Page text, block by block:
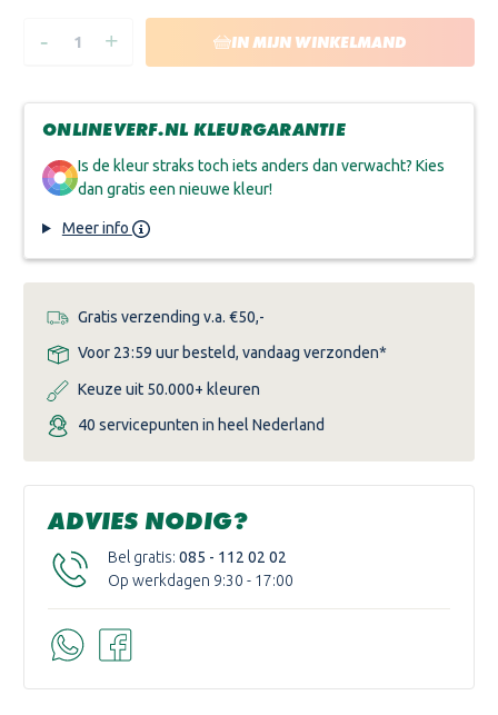
HOEVEELHEID
ONE
LAK
- HOEVEELHEID
ONE
LAK
+ IN MIJN WINKELMAND
ONLINEVERF.NL KLEURGARANTIE
Is de kleur straks toch iets anders dan verwacht? Kies
dan gratis een nieuwe kleur!
Meer info
Gratis verzending v.a. €50,-
Voor 23:59 uur besteld, vandaag verzonden*
Keuze uit 50.000+ kleuren
40 servicepunten in heel Nederland
ADVIES NODIG?
Bel gratis: 085 - 112 02 02
Op werkdagen 9:30 - 17:00